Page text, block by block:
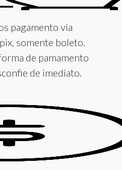
pagamento via
somente boleto.
de pamamento
de imediato.